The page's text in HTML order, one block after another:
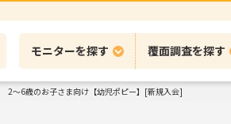
モニターを探す 覆面調査を探す
2～6歳のお子さま向け【幼児ポピー】[新規入会]